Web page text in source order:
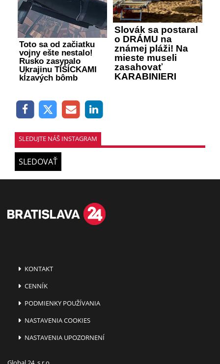
Toto sa od začiatku
vojny ešte nestalo!
Rusko zasypalo
Ukrajinu TISÍCKAMI
kĺzavých bômb
Slovák sa postaral
o DRÁMU na
známej pláži! Na
mieste museli
zasahovať
KARABINIERI
SLEDUJTE NÁŠ INSTAGRAM
SLEDOVAŤ
KONTAKT
CENNÍK
PODMIENKY POUŽÍVANIA
NASTAVENIA COOKIES
NASTAVENIA UPOZORNENÍ